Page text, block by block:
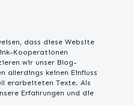
dass diese Website
Kooperationen
wir unser Blog-
allerdings keinen Einfluss
erarbeiteten Texte. Als
Erfahrungen und die